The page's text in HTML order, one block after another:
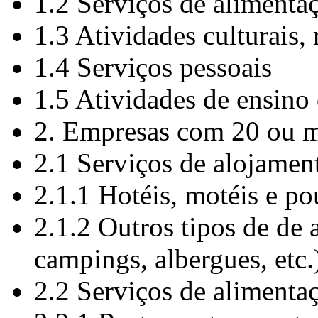
1.3 Atividades culturais,
1.4 Serviços pessoais
1.5 Atividades de
2. Empresas com 20 ou
2.1 Serviços de
2.1.1 Hotéis, motéis e
2.1.2 Outros tipos de de
campings, albergues,
2.2 Serviços de